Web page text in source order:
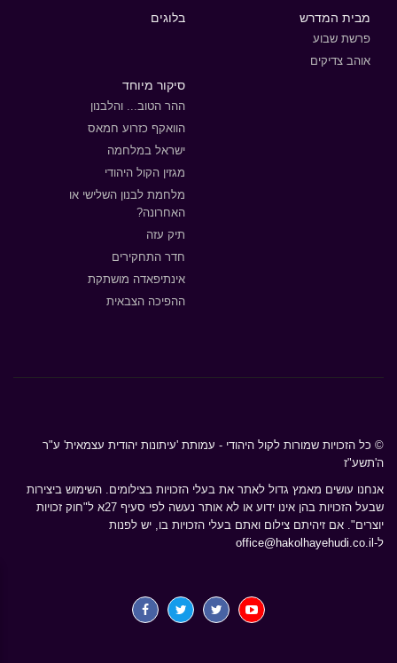
מבית המדרש
פרשת שבוע
אוהב צדיקים
בלוגים
סיקור מיוחד
ההר הטוב... והלבנון
הוואקף כזרוע חמאס
ישראל במלחמה
מגזין הקול היהודי
מלחמת לבנון השלישי או
האחרונה?
תיק עזה
חדר התחקירים
אינתיפאדה מושתקת
ההפיכה הצבאית
© כל הזכויות שמורות לקול היהודי - עמותת 'עיתונות יהודית עצמאית' ע"ר
ה'תשע"ז
אנחנו עושים מאמץ גדול לאתר את בעלי הזכויות בצילומים. השימוש ביצירות
שבעל הזכויות בהן אינו ידוע או לא אותר נעשה לפי סעיף 27א ל"חוק זכויות
יוצרים". אם זיהיתם צילום ואתם בעלי הזכויות בו, יש לפנות
ל- office@hakolhayehudi.co.il